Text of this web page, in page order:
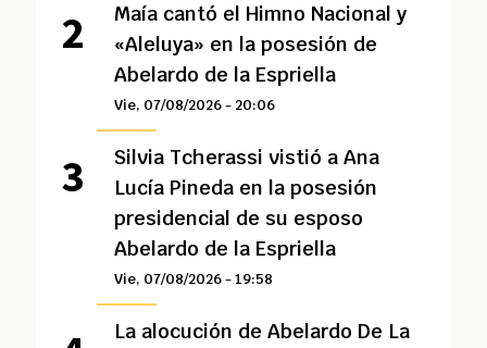
Maía cantó el Himno Nacional y
«Aleluya» en la posesión de
Abelardo de la Espriella
Vie, 07/08/2026 - 20:06
Silvia Tcherassi vistió a Ana
Lucía Pineda en la posesión
presidencial de su esposo
Abelardo de la Espriella
Vie, 07/08/2026 - 19:58
La alocución de Abelardo De La